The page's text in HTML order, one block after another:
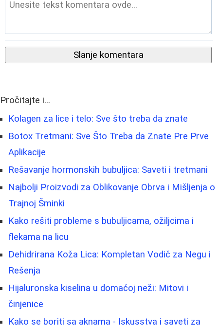
Slanje komentara
Pročitajte i...
Kolagen za lice i telo: Sve što treba da znate
Botox Tretmani: Sve Što Treba da Znate Pre Prve
Aplikacije
Rešavanje hormonskih bubuljica: Saveti i tretmani
Najbolji Proizvodi za Oblikovanje Obrva i Mišljenja o
Trajnoj Šminki
Kako rešiti probleme s bubuljicama, ožiljcima i
flekama na licu
Dehidrirana Koža Lica: Kompletan Vodič za Negu i
Rešenja
Hijaluronska kiselina u domaćoj neži: Mitovi i
činjenice
Kako se boriti sa aknama - Iskusstva i saveti za